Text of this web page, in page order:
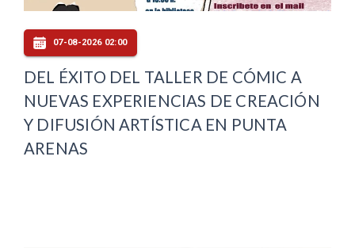
07-08-2026 02:00
DEL ÉXITO DEL TALLER DE CÓMIC A
NUEVAS EXPERIENCIAS DE CREACIÓN
Y DIFUSIÓN ARTÍSTICA EN PUNTA
ARENAS